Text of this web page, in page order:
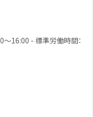
16:00 - 標準労働時間：